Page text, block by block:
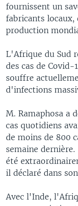
fournissent un
fabricants
production
L'Afrique du Sud
des cas de
souffre
d'infections
M. Ramaphosa a
cas quotidiens
de moins de 800
semaine dernière.
été
il déclaré dans
Avec l'Inde,